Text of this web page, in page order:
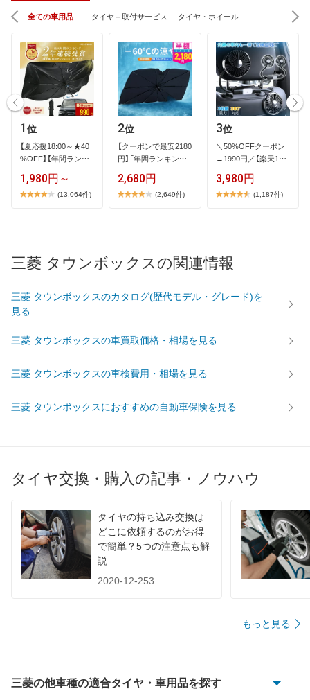
全ての車用品 タイヤ＋取付サービス タイヤ・ホイール
1 位
【​夏​応​援​1​8​:​0​0​～​★​4​0​
%​O​F​F​】​【​年​間​ラ​ン​キ​
1,980円～
(13,064件)
2位
【​ク​ー​ポ​ン​で​最​安​2​1​8​0​
円​】​「​年​間​ラ​ン​キ​ン​…
2,680円
(2,649件)
3位
＼​5​0​%​O​F​F​ク​ー​ポ​ン​
→​1​9​9​0​円​／​【​楽​天​1​位​
3,980円
(1,187件)
三菱 タウンボックスの関連情報
三菱 タウンボックスのカタログ(歴代モデル・グレード)を
見る
三菱 タウンボックスの車買取価格・相場を見る
三菱 タウンボックスの車検費用・相場を見る
三菱 タウンボックスにおすすめの自動車保険を見る
タイヤ交換・購入の記事・ノウハウ
タイヤの持ち込み交換は
どこに依頼するのがお得
で簡単？5つの注意点も解
説
2020-12-253
もっと見る
三菱の他車種の適合タイヤ・車用品を探す